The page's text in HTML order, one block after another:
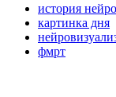
история
картинка дня
фмрт